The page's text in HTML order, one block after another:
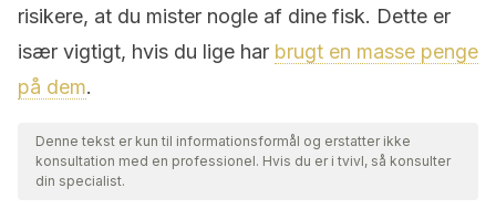
risikere, at du mister nogle af dine fisk. Dette er
især vigtigt, hvis du lige har brugt en masse penge
på dem.
Denne tekst er kun til informationsformål og erstatter ikke
konsultation med en professionel. Hvis du er i tvivl, så konsulter
din specialist.